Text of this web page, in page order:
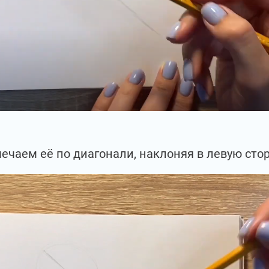
её по диагонали, наклоняя в левую